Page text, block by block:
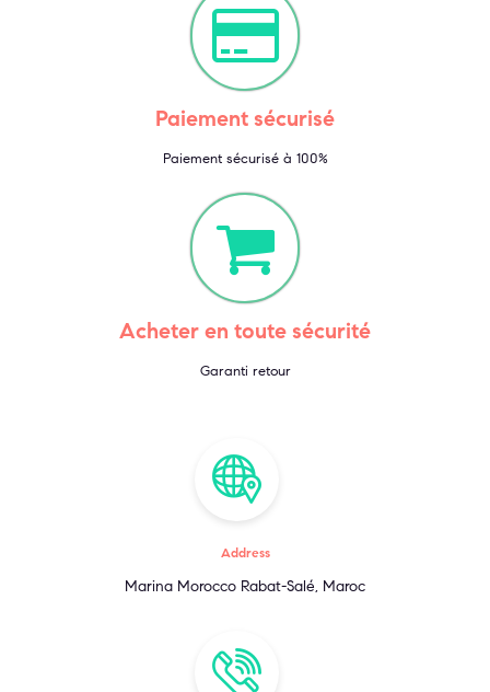
Paiement sécurisé
Paiement sécurisé à 100%
Acheter en toute sécurité
Garanti retour
Address
Marina Morocco Rabat-Salé, Maroc